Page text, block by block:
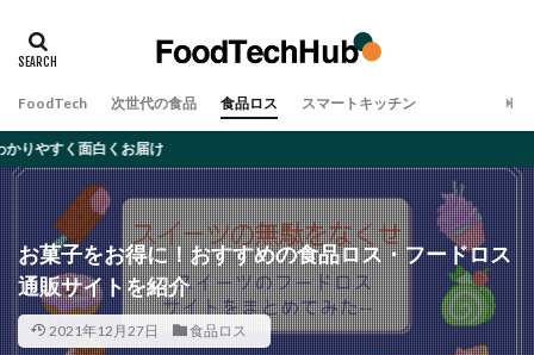
FoodTech 次世代の食品 食品ロス スマートキッチン
お菓子をお得に！おすすめの食品ロス・フードロス
通販サイトを紹介
2021年12月27日 食品ロス
タグ
デメリット
ムカデ メリット
大豆ミート
完全食
対策・原因
検索